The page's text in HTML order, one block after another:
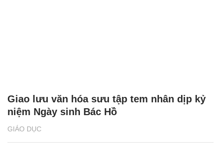
GIÁO DỤC
Giao lưu văn hóa sưu tập tem nhân dịp kỷ
niệm Ngày sinh Bác Hồ